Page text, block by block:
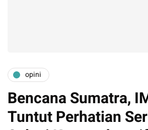
opini
Bencana Sumatra,
Tuntut Perhatian